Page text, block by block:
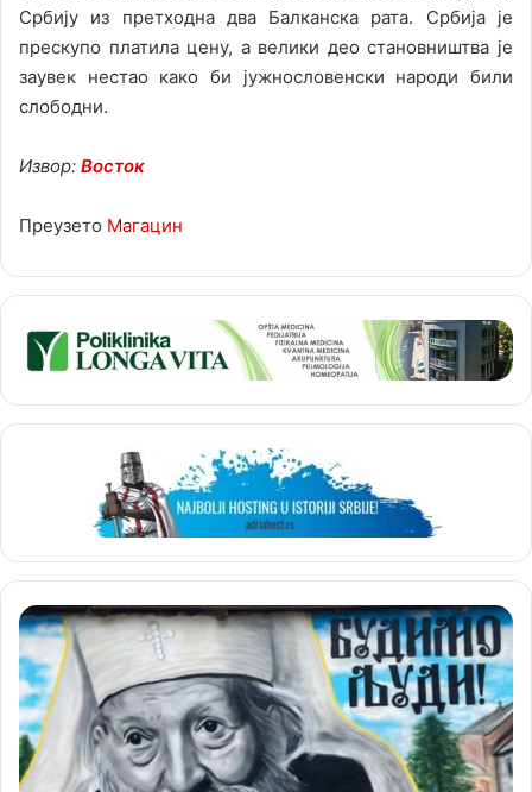
Србију из претходна два Балканска рата. Србија је
прескупо платила цену, а велики део становништва је
заувек нестао како би јужнословенски народи били
слободни.
Извор: Восток
Преузето Магацин